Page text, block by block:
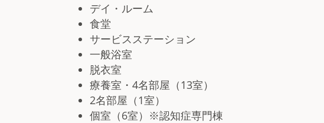
デイ・ルーム
食堂
サービスステーション
一般浴室
脱衣室
療養室・4名部屋（13室）
2名部屋（1室）
個室（6室）※認知症専門棟